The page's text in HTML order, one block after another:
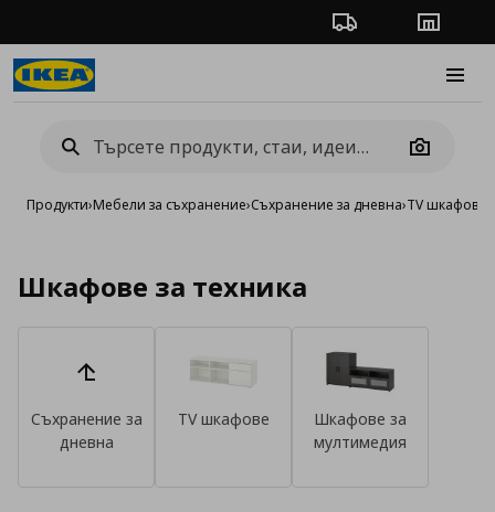
Проследяване на
Camera
Продукти›Мебели за съхранение›Съхранение за дневна›TV шкафове
Шкафове за техника
Съхранение за
дневна
TV шкафове
Шкафове за
мултимедия